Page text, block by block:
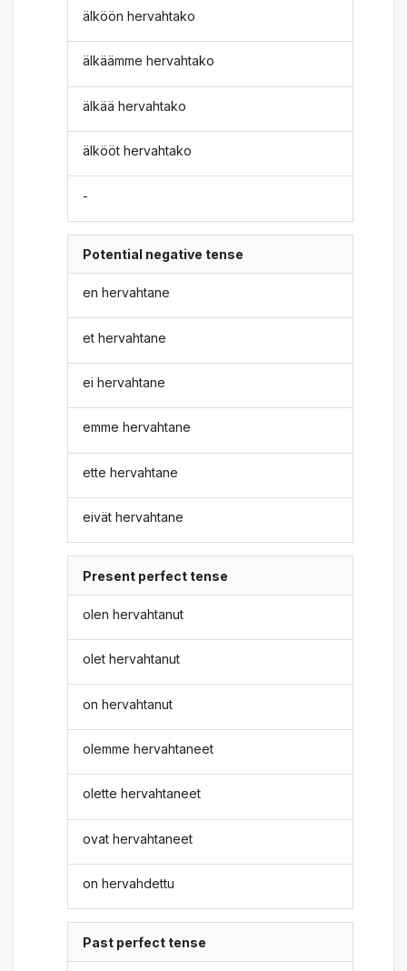
älköön hervahtako
älkäämme hervahtako
älkää hervahtako
älkööt hervahtako
-
Potential negative tense
en hervahtane
et hervahtane
ei hervahtane
emme hervahtane
ette hervahtane
eivät hervahtane
Present perfect tense
olen hervahtanut
olet hervahtanut
on hervahtanut
olemme hervahtaneet
olette hervahtaneet
ovat hervahtaneet
on hervahdettu
Past perfect tense